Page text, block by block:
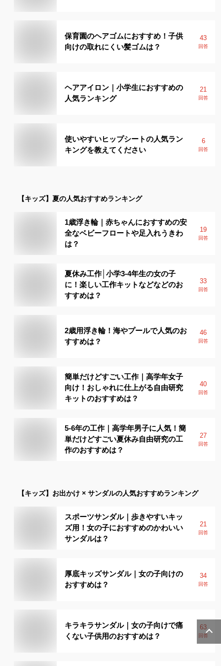
保育園のヘアゴムにおすすめ！子供
向けの取れにくい髪ゴムは？
43
回答
ヘアアイロン｜小学生におすすめの
人気ランキング
21
回答
使いやすいヒップシートの人気ラン
キングを教えてください
6
回答
【キッズ】 夏の人気おすすめランキング
1歳浮き輪｜赤ちゃんにおすすめの安
全なベビーフロートや足入れうきわ
は？
19
回答
夏休み工作│小学3-4年生の女の子
に！楽しい工作キットなどなどのお
すすめは？
33
回答
2歳用浮き輪！海やプールで人気のお
すすめは？
46
回答
簡単だけどすごい工作｜高学年女子
向け！おしゃれに仕上がる自由研究
キットのおすすめは？
40
回答
5-6年の工作｜高学年男子に人気！簡
単だけどすごい夏休み自由研究の工
作のおすすめは？
27
回答
【キッズ】 お出かけ × サンダルの人気おすすめランキング
スポーツサンダル｜歩きやすいキッ
ズ用！女の子におすすめのかわいい
サンダルは？
21
回答
厚底キッズサンダル｜女の子向けの
おすすめは？
34
回答
キラキラサンダル｜女の子向けで痛
くない子供用のおすすめは？
63
回答